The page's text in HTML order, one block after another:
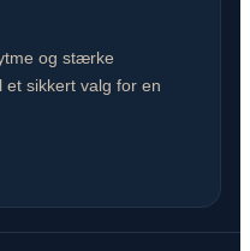
og stærke
sikkert valg for en